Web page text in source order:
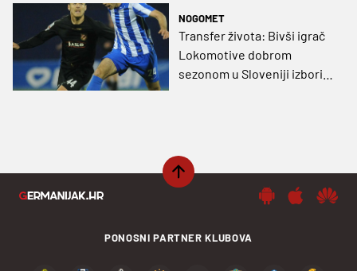
NOGOMET
Transfer života: Bivši igrač
Lokomotive dobrom
sezonom u Sloveniji izborio
PONOSNI PARTNER KLUBOVA